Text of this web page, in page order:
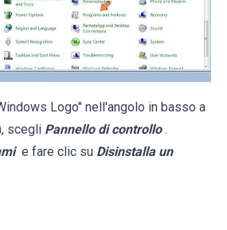
Logo" nell'angolo in basso a
scegli Pannello di controllo .
e fare clic su Disinstalla un